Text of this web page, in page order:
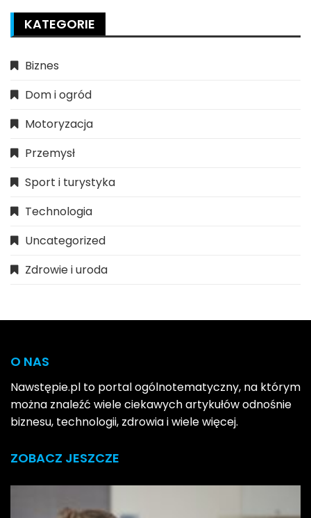
KATEGORIE
Biznes
Dom i ogród
Motoryzacja
Przemysł
Sport i turystyka
Technologia
Uncategorized
Zdrowie i uroda
O NAS
Nawstępie.pl to portal ogólnotematyczny, na którym
można znaleźć wiele ciekawych artykułów odnośnie
biznesu, technologii, zdrowia i wiele więcej.
ZOBACZ JESZCZE